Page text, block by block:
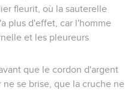
fleurit, où la sauterelle
plus d'effet, car l'homme
et les pleureurs
que le cordon d'argent
se brise, que la cruche ne